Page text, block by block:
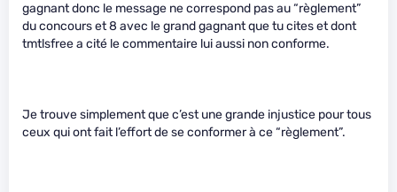
gagnant donc le message ne correspond pas au “règlement”
du concours et 8 avec le grand gagnant que tu cites et dont
tmtlsfree a cité le commentaire lui aussi non conforme.
Je trouve simplement que c’est une grande injustice pour tous
ceux qui ont fait l’effort de se conformer à ce “règlement”.